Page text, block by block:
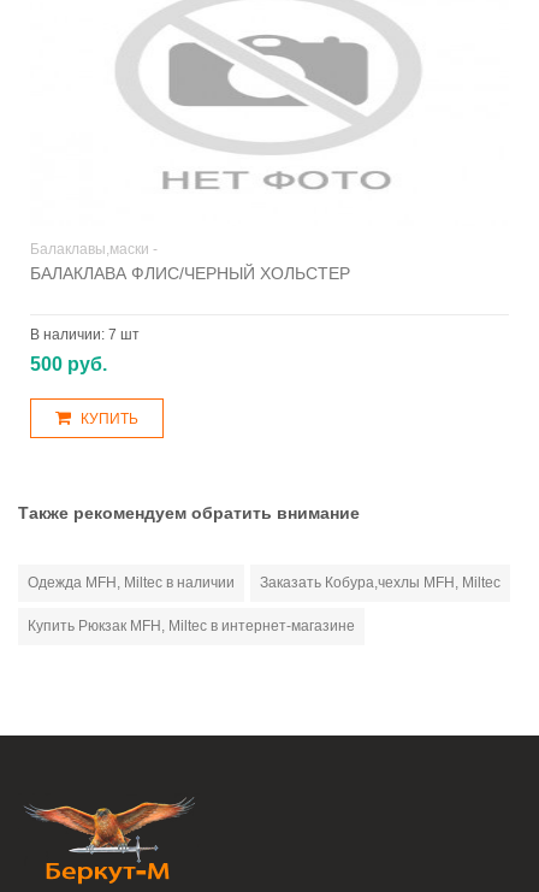
Балаклавы,маски -
БАЛАКЛАВА ФЛИС/ЧЕРНЫЙ ХОЛЬСТЕР
В наличии: 7 шт
500 руб.
КУПИТЬ
Также рекомендуем обратить внимание
Одежда MFH, Miltec в наличии Заказать Кобура,чехлы MFH, Miltec
Купить Рюкзак MFH, Miltec в интернет-магазине